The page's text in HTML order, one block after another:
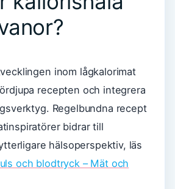
inom lågkalorimat
recepten och integrera
Regelbundna recept
bidrar till
hälsoperspektiv, läs
och blodtryck – Mät och